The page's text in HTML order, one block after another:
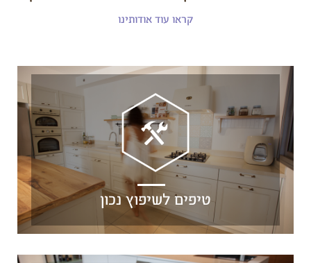
קראו עוד אודותינו
טיפים לשיפוץ נכון